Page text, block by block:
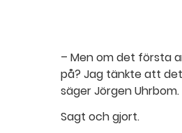
– Men om det första
på? Jag tänkte att
säger Jörgen Uhrbom.
Sagt och gjort.